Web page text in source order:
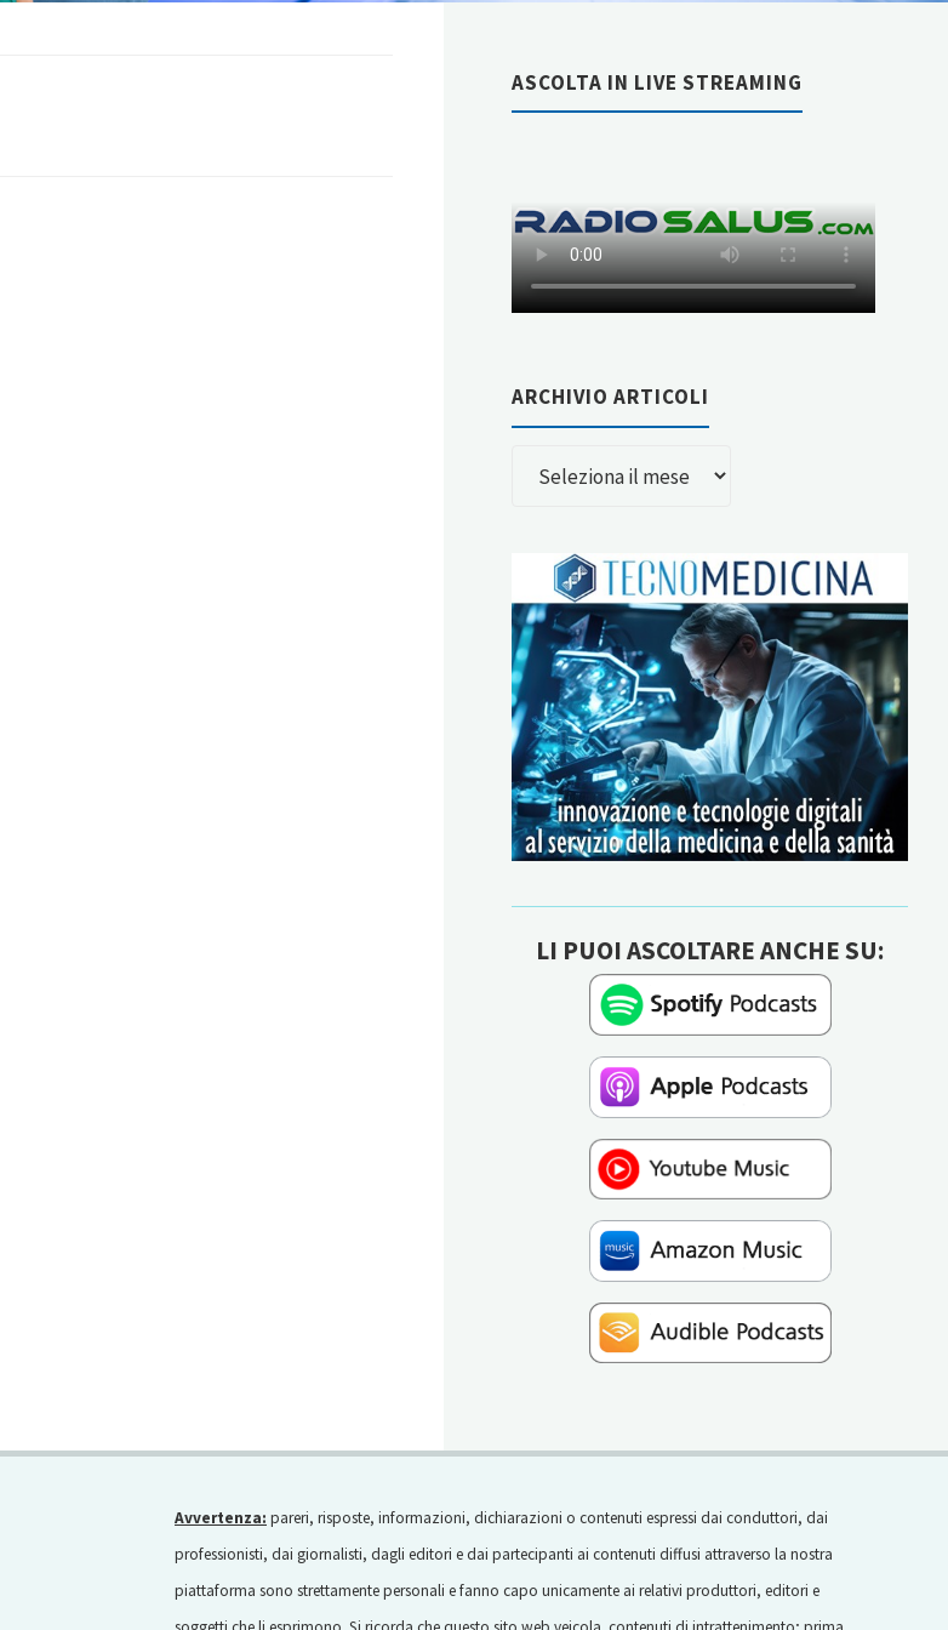
ASCOLTA IN LIVE STREAMING
ARCHIVIO ARTICOLI
ARCHIVIO
LI PUOI ASCOLTARE ANCHE SU:
Avvertenza: pareri, risposte, informazioni, dichiarazioni o contenuti espressi dai conduttori, dai
professionisti, dai giornalisti, dagli editori e dai partecipanti ai contenuti diffusi attraverso la nostra
piattaforma sono strettamente personali e fanno capo unicamente ai relativi produttori, editori e